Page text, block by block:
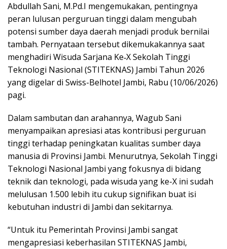
Abdullah Sani, M.Pd.I mengemukakan, pentingnya
peran lulusan perguruan tinggi dalam mengubah
potensi sumber daya daerah menjadi produk bernilai
tambah. Pernyataan tersebut dikemukakannya saat
menghadiri Wisuda Sarjana Ke‑X Sekolah Tinggi
Teknologi Nasional (STITEKNAS) Jambi Tahun 2026
yang digelar di Swiss-Belhotel Jambi, Rabu (10/06/2026)
pagi.
Dalam sambutan dan arahannya, Wagub Sani
menyampaikan apresiasi atas kontribusi perguruan
tinggi terhadap peningkatan kualitas sumber daya
manusia di Provinsi Jambi. Menurutnya, Sekolah Tinggi
Teknologi Nasional Jambi yang fokusnya di bidang
teknik dan teknologi, pada wisuda yang ke-X ini sudah
melulusan 1.500 lebih itu cukup signifikan buat isi
kebutuhan industri di Jambi dan sekitarnya.
“Untuk itu Pemerintah Provinsi Jambi sangat
mengapresiasi keberhasilan STITEKNAS Jambi,